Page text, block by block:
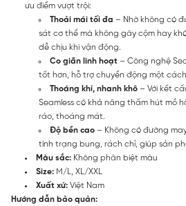
ưu điểm vượt trội:
Thoải mái tối đa – Nhờ không có
sát cơ thể mà không gây cộm hay
dễ chịu khi vận động.
Co giãn linh hoạt – Công nghệ
tốt hơn, hỗ trợ chuyển động một
Thoáng khí, nhanh khô – Với kết
Seamless có khả năng thấm hút mồ
ráo, thoáng mát.
Độ bền cao – Không có đường
tình trạng bung, rách chỉ, giúp sản
Màu sắc: Không phân biệt màu
Size: M/L, XL/XXL
Xuất xứ: Việt Nam
Hướng dẫn bảo quản: